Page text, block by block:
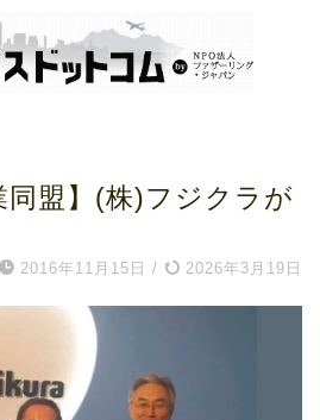
同盟】(株)フジクラが
2016年11月15日 / 2026年3月19日